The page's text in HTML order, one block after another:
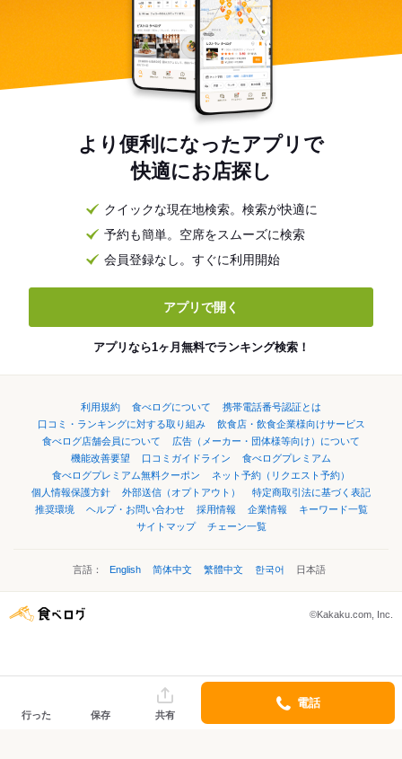
より便利になったアプリで
快適にお店探し
クイックな現在地検索。検索が快適に
予約も簡単。空席をスムーズに検索
会員登録なし。すぐに利用開始
アプリで開く
アプリなら1ヶ月無料でランキング検索！
利用規約 食べログについて
携帯電話番号認証とは
口コミ・ランキングに対する取り組み
飲食店・飲食企業様向けサービス
食べログ店舗会員について
広告（メーカー・団体様等向け）について
機能改善要望
口コミガイドライン
食べログプレミアム
食べログプレミアム無料クーポン
ネット予約（リクエスト予約）
個人情報保護方針
外部送信（オプトアウト）
特定商取引法に基づく表記
推奨環境
ヘルプ・お問い合わせ 採用情報 企業情報
キーワード一覧
サイトマップ
チェーン一覧
言語： English 简体中文 繁體中文 한국어 日本語
©Kakaku.com, Inc.
行った 保存 共有
電話